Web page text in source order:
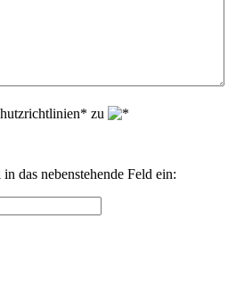
zu
das nebenstehende Feld ein: